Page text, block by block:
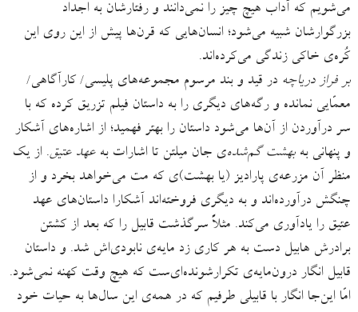
می‌شویم که آداب هیچ چیز را نمی‌دانند و رفتارشان به اجداد
بزرگوارشان شبیه می‌شود؛ انسان‌هایی که قرن‌ها پیش از این روی این
کُره‌ی خاکی زندگی می‌کرده‌اند.
بر فراز دریاچه در قید و بند مرسوم مجموعه‌های پلیسی/ کارآگاهی/
معمّایی نمانده و رگه‌های دیگری را به داستان فیلم تزریق کرده که با
سر درآوردن از آن‌ها می‌شود داستان را بهتر فهمید؛ از اشاره‌های آشکار
و پنهانی بهبهشت گم‌شده‌ی جان میلتن تا اشارات بهعهد عتیق. از یک
منظر آن مزرعه‌ی پارادیز (یا بهشت)ی که مت می‌خواهد بخرد و از
چنگش درآورده‌اند و به دیگری فروخته‌اند آشکارا داستان‌های عهد
عتیق را یادآوری می‌کند. مثلاً سرگذشت قابیل را که بعد از کشتن
برادرش هابیل دست به هر کاری زد مایه‌ی نابودی‌اش شد. و داستان
قابیل انگار درون‌مایه‌ی تکرارشونده‌ای‌ست که هیچ‌ وقت کهنه نمی‌شود.
امّا این‌جا انگار با قابیلی طرفیم که در همه‌ی این سال‌ها به حیات خود